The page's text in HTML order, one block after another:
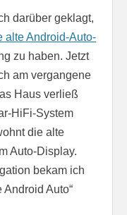
darüber geklagt,
alte Android-Auto-
zu haben. Jetzt
am vergangene
Haus verließ
HiFi-System
die alte
Auto-Display.
bekam ich
Auto“